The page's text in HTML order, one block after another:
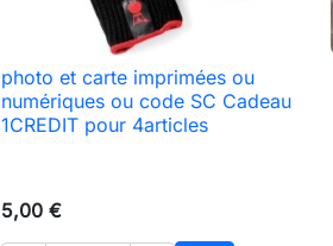
 Aperçu rapide
photo et carte imprimées ou
numériques ou code SC Cadeau
1CREDIT pour 4articles
5,00 €